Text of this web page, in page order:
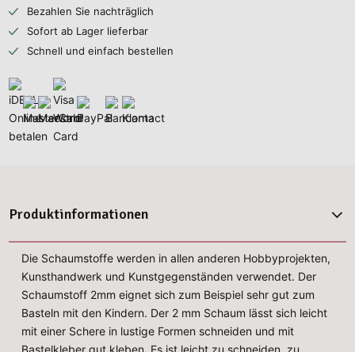
Bezahlen Sie nachträglich
Sofort ab Lager lieferbar
Schnell und einfach bestellen
Produktinformationen
Die Schaumstoffe werden in allen anderen Hobbyprojekten,
Kunsthandwerk und Kunstgegenständen verwendet. Der
Schaumstoff 2mm eignet sich zum Beispiel sehr gut zum
Basteln mit den Kindern. Der 2 mm Schaum lässt sich leicht
mit einer Schere in lustige Formen schneiden und mit
Bastelkleber gut kleben. Es ist leicht zu schneiden, zu